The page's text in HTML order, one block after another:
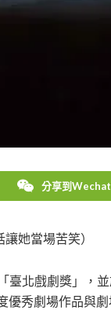
分享到Wechat
她當場苦笑）
臺北戲劇獎」，
優秀劇場作品與